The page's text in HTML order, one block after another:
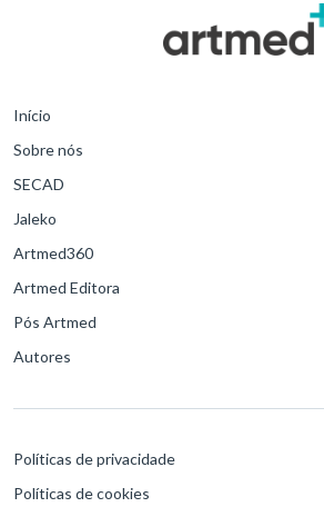
Início
Sobre nós
SECAD
Jaleko
Artmed360
Artmed Editora
Pós Artmed
Autores
Políticas de privacidade
Políticas de cookies